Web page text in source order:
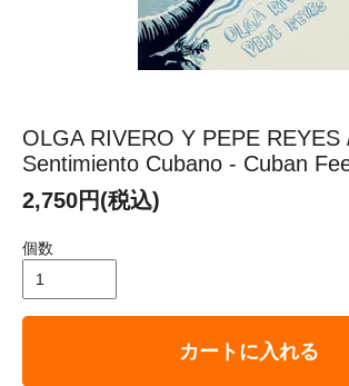
OLGA RIVERO Y PEPE REYES
Sentimiento Cubano - Cuban
2,750円(税込)
個数
カートに入れる